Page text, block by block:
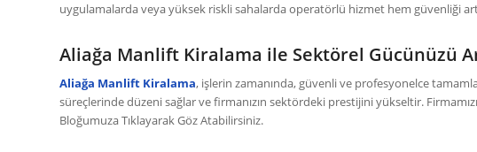
uygulamalarda veya yüksek riskli sahalarda operatörlü hizmet hem güvenliği
Aliağa Manlift Kiralama ile Sektörel Gücünüzü
Aliağa Manlift Kiralama, işlerin zamanında, güvenli ve profesyonelce
süreçlerinde düzeni sağlar ve firmanızın sektördeki prestijini yükseltir.
Bloğumuza Tıklayarak Göz Atabilirsiniz.